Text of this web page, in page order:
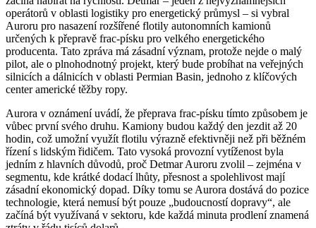
operátorů v oblasti logistiky pro energetický průmysl – si vybral
Auroru pro nasazení rozšířené flotily autonomních kamionů
určených k přepravě frac-písku pro velkého energetického
producenta. Tato zpráva má zásadní význam, protože nejde o malý
pilot, ale o plnohodnotný projekt, který bude probíhat na veřejných
silnicích a dálnicích v oblasti Permian Basin, jednoho z klíčových
center americké těžby ropy.
Aurora v oznámení uvádí, že přeprava frac-písku tímto způsobem je
vůbec první svého druhu. Kamiony budou každý den jezdit až 20
hodin, což umožní využít flotilu výrazně efektivněji než při běžném
řízení s lidským řidičem. Tato vysoká provozní vytíženost byla
jedním z hlavních důvodů, proč Detmar Auroru zvolil – zejména v
segmentu, kde krátké dodací lhůty, přesnost a spolehlivost mají
zásadní ekonomický dopad. Díky tomu se Aurora dostává do pozice
technologie, která nemusí být pouze „budoucností dopravy“, ale
začíná být využívaná v sektoru, kde každá minuta prodlení znamená